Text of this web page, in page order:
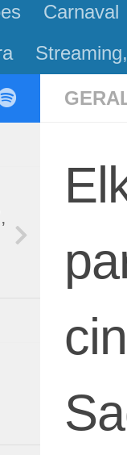
Carnaval